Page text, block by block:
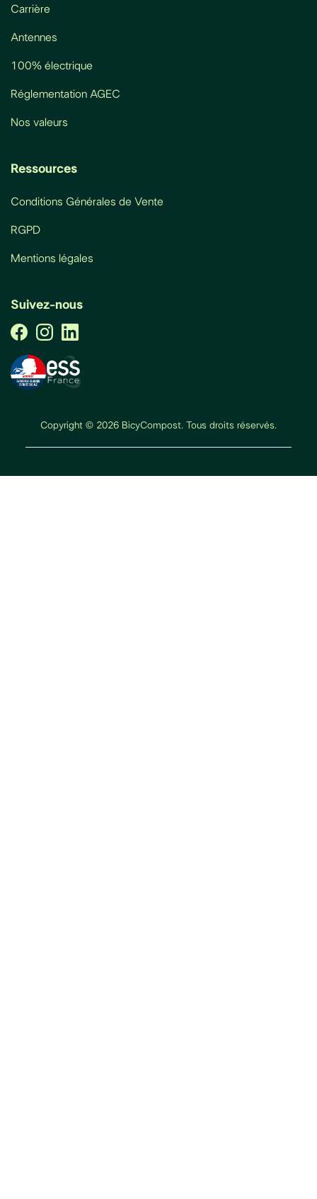
Carrière
Antennes
100% électrique
Réglementation AGEC
Nos valeurs
Ressources
Conditions Générales de Vente
RGPD
Mentions légales
Suivez-nous
Copyright © 2026 BicyCompost. Tous droits réservés.